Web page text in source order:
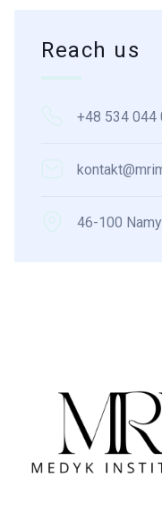
Reach us
+48 534 044
46-100